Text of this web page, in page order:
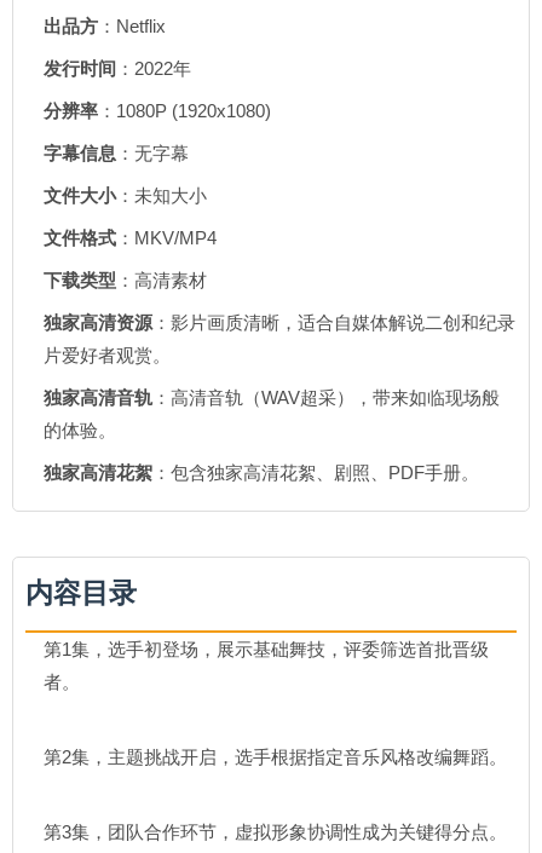
出品方 ：Netflix
发行时间 ：2022年
分辨率 ：1080P (1920x1080)
字幕信息 ：无字幕
文件大小：未知大小
文件格式 ：MKV/MP4
下载类型 ：高清素材
独家高清资源 ：影片画质清晰，适合自媒体解说二创和纪录
片爱好者观赏。
独家高清音轨 ：高清音轨（WAV超采），带来如临现场般
的体验。
独家高清花絮 ：包含独家高清花絮、剧照、PDF手册。
内容目录
第1集，选手初登场，展示基础舞技，评委筛选首批晋级
者。
第2集，主题挑战开启，选手根据指定音乐风格改编舞蹈。
第3集，团队合作环节，虚拟形象协调性成为关键得分点。